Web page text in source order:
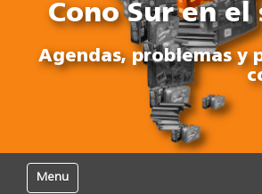
Cono Sur en el
Agendas, problemas y
Mostrar/Ocultar navegación